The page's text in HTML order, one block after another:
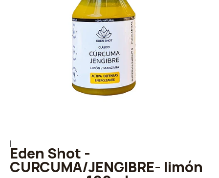
Eden Shot -
CURCUMA/JENGIBRE- limón